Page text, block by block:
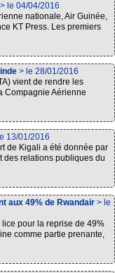
> le 04/04/2016
nationale, Air Guinée,
KT Press. Les premiers
> le 28/01/2016
vient de rendre les
Compagnie Aérienne
13/01/2016
de Kigali a été donnée par
des relations publiques du
aux 49% de Rwandair > le
pour la reprise de 49%
comme partie prenante,